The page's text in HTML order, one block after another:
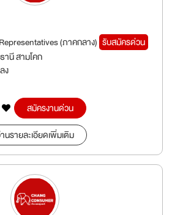
(ภาคกลาง) รับสมัครด่วน
านี สามโคก
ง
สมัครงานด่วน
นรายละเอียดเพิ่มเติม